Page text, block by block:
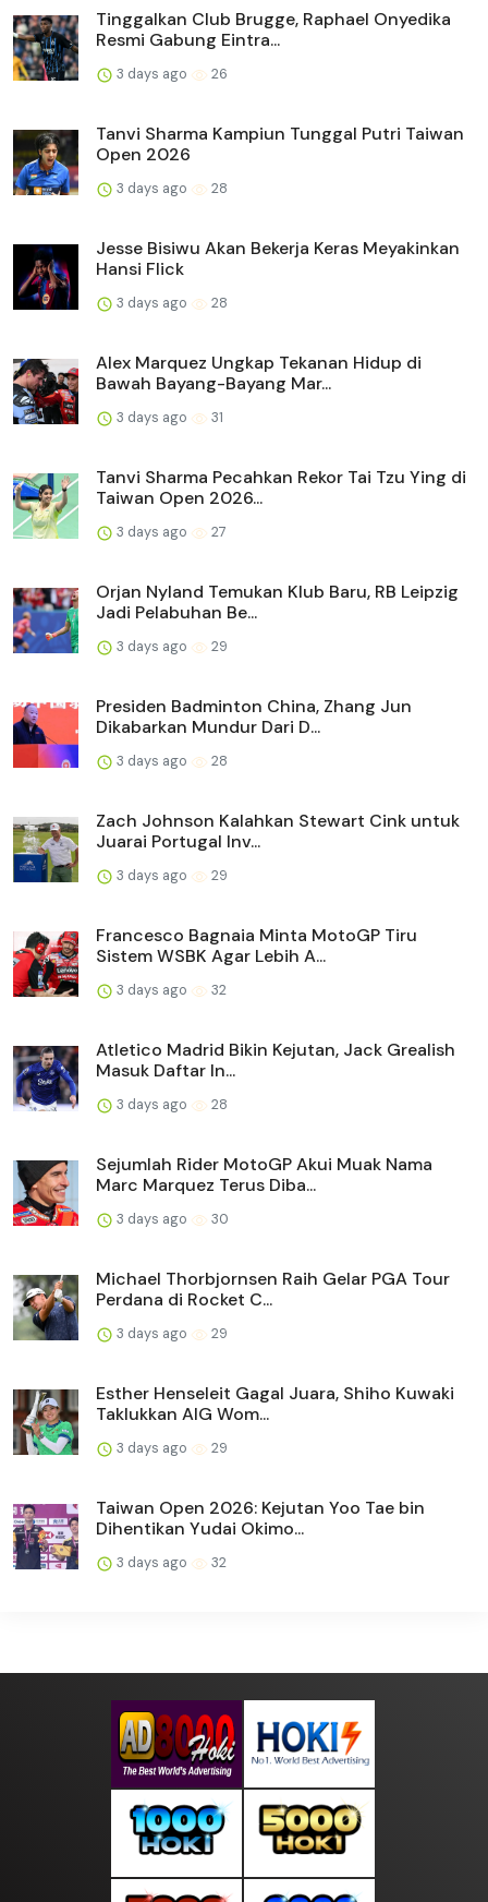
Tinggalkan Club Brugge, Raphael Onyedika
Resmi Gabung Eintra...
3 days ago 26
Tanvi Sharma Kampiun Tunggal Putri Taiwan
Open 2026
3 days ago 28
Jesse Bisiwu Akan Bekerja Keras Meyakinkan
Hansi Flick
3 days ago 28
Alex Marquez Ungkap Tekanan Hidup di
Bawah Bayang-Bayang Mar...
3 days ago 31
Tanvi Sharma Pecahkan Rekor Tai Tzu Ying di
Taiwan Open 2026...
3 days ago 27
Orjan Nyland Temukan Klub Baru, RB Leipzig
Jadi Pelabuhan Be...
3 days ago 29
Presiden Badminton China, Zhang Jun
Dikabarkan Mundur Dari D...
3 days ago 28
Zach Johnson Kalahkan Stewart Cink untuk
Juarai Portugal Inv...
3 days ago 29
Francesco Bagnaia Minta MotoGP Tiru
Sistem WSBK Agar Lebih A...
3 days ago 32
Atletico Madrid Bikin Kejutan, Jack Grealish
Masuk Daftar In...
3 days ago 28
Sejumlah Rider MotoGP Akui Muak Nama
Marc Marquez Terus Diba...
3 days ago 30
Michael Thorbjornsen Raih Gelar PGA Tour
Perdana di Rocket C...
3 days ago 29
Esther Henseleit Gagal Juara, Shiho Kuwaki
Taklukkan AIG Wom...
3 days ago 29
Taiwan Open 2026: Kejutan Yoo Tae bin
Dihentikan Yudai Okimo...
3 days ago 32